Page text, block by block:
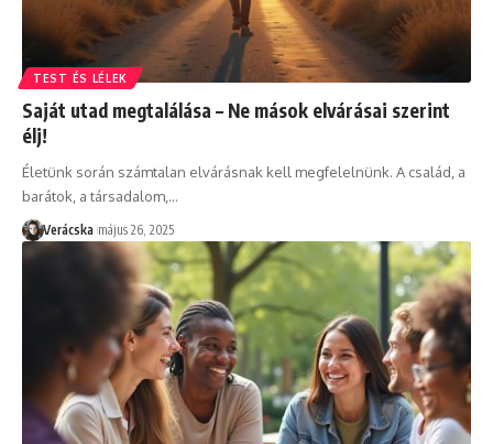
TEST ÉS LÉLEK
Saját utad megtalálása – Ne mások elvárásai szerint
élj!
Életünk során számtalan elvárásnak kell megfelelnünk. A család, a
barátok, a társadalom, …
Verácska május 26, 2025